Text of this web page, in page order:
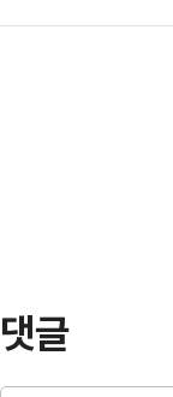
는
다
신'
댓글